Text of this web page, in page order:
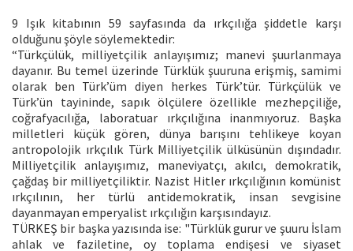
9 Işık kitabının 59 sayfasında da ırkçılığa şiddetle karşı
olduğunu şöyle söylemektedir:
“Türkçülük, milliyetçilik anlayışımız; manevi şuurlanmaya
dayanır. Bu temel üzerinde Türklük şuuruna erişmiş, samimi
olarak ben Türk’üm diyen herkes Türk’tür. Türkçülük ve
Türk’ün tayininde, sapık ölçülere özellikle mezhepçiliğe,
coğrafyacılığa, laboratuar ırkçılığına inanmıyoruz. Başka
milletleri küçük gören, dünya barışını tehlikeye koyan
antropolojik ırkçılık Türk Milliyetçilik ülküsünün dışındadır.
Milliyetçilik anlayışımız, maneviyatçı, akılcı, demokratik,
çağdaş bir milliyetçiliktir. Nazist Hitler ırkçılığının komünist
ırkçılının, her türlü antidemokratik, insan sevgisine
dayanmayan emperyalist ırkçılığın karşısındayız.
TÜRKEŞ bir başka yazısında ise: "Türklük gurur ve şuuru İslam
ahlak ve faziletine, oy toplama endişesi ve siyaset